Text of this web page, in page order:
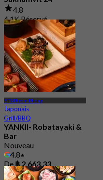
4.8
4.1K Réservé
De ฿ 497.5
BTS Phrom Phong
Japonais
Grill/BBQ
YANKII- Robatayaki &
Bar
Nouveau
4.8
De ฿ 2,663.33